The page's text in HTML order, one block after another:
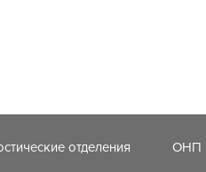
отделения ОНП